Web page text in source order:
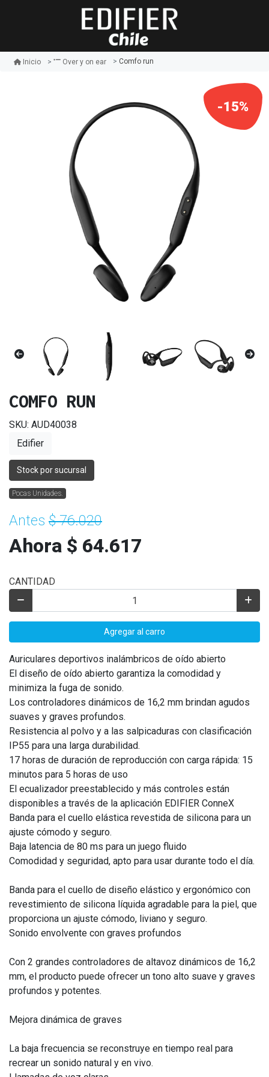
Inicio Over y on ear Comfo run
-15%
COMFO RUN
SKU: AUD40038
Edifier
Stock por sucursal
Pocas Unidades.
Antes $ 76.020
Ahora $ 64.617
CANTIDAD
Agregar al carro
Auriculares deportivos inalámbricos de oído abierto
El diseño de oído abierto garantiza la comodidad y
minimiza la fuga de sonido.
Los controladores dinámicos de 16,2 mm brindan agudos
suaves y graves profundos.
Resistencia al polvo y a las salpicaduras con clasificación
IP55 para una larga durabilidad.
17 horas de duración de reproducción con carga rápida: 15
minutos para 5 horas de uso
El ecualizador preestablecido y más controles están
disponibles a través de la aplicación EDIFIER ConneX
Banda para el cuello elástica revestida de silicona para un
ajuste cómodo y seguro.
Baja latencia de 80 ms para un juego fluido
Comodidad y seguridad, apto para usar durante todo el día.
Banda para el cuello de diseño elástico y ergonómico con
revestimiento de silicona líquida agradable para la piel, que
proporciona un ajuste cómodo, liviano y seguro.
Sonido envolvente con graves profundos
Con 2 grandes controladores de altavoz dinámicos de 16,2
mm, el producto puede ofrecer un tono alto suave y graves
profundos y potentes.
Mejora dinámica de graves
La baja frecuencia se reconstruye en tiempo real para
recrear un sonido natural y en vivo.